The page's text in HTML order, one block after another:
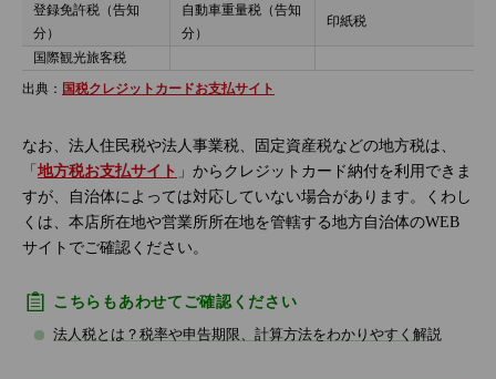
登録免許税（告知
分）
⾃動⾞重量税（告知
分）
印紙税
国際観光旅客税
出典： 国税クレジットカードお支払サイト
なお、法人住民税や法人事業税、固定資産税などの地方税は、
「 地方税お支払サイト 」からクレジットカード納付を利用できま
すが、自治体によっては対応していない場合があります。くわし
くは、本店所在地や営業所所在地を管轄する地方自治体のWEB
サイトでご確認ください。
こちらもあわせてご確認ください
法人税とは？税率や申告期限、計算方法をわかりやすく解説